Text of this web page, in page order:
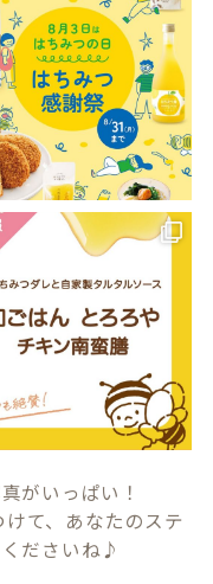
がいっぱい！
けて、あなたのステ
ださいね♪